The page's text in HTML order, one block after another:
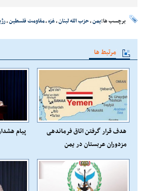
برچسب ها:یمن،حزب الله لبنان،غزه،مقاومت فلسطین،
مرتبط ها
هدف قرار گرفتن اتاق‌ فرماندهی
مزدوران عربستان در یمن
پیام